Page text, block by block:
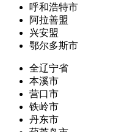
呼和浩特市
阿拉善盟
兴安盟
鄂尔多斯市
全辽宁省
本溪市
营口市
铁岭市
丹东市